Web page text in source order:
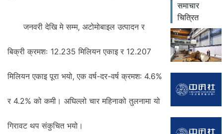
जनवरी देखि मे सम्म, अटोमोबाइल उत्पादन र
बिक्री क्रमशः 12.235 मिलियन एकाइ र 12.207
मिलियन एकाइ पूरा भयो, एक वर्ष-दर-वर्ष क्रमश: 4.6%
र 4.2% को कमी। अघिल्लो चार महिनाको तुलनामा यो
गिरावट थप संकुचित भयो।
समाचार
चित्रित